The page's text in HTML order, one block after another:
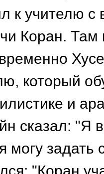
к учителю
Коран. Там
который
и
сказал: "Я
могу задать
"Коран